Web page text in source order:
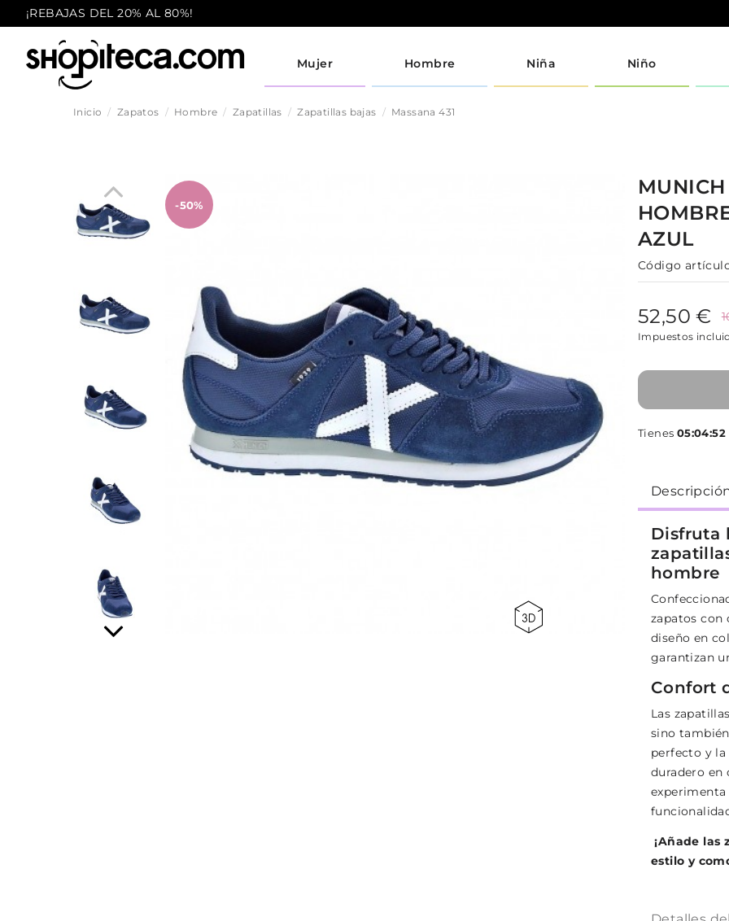
¡REBAJAS DEL 20% AL 80%!
Mujer Hombre Niña Niño
Inicio Zapatos Hombre Zapatillas Zapatillas bajas Massana 431
-50%
AZUL
Código
52,50 €
Impuestos
Tienes 05:04:52
Disfruta
hombre
zapatos con
diseño en
garantizan
Confort
Las
sino
perfecto y
duradero en
¡Añade las
estilo y